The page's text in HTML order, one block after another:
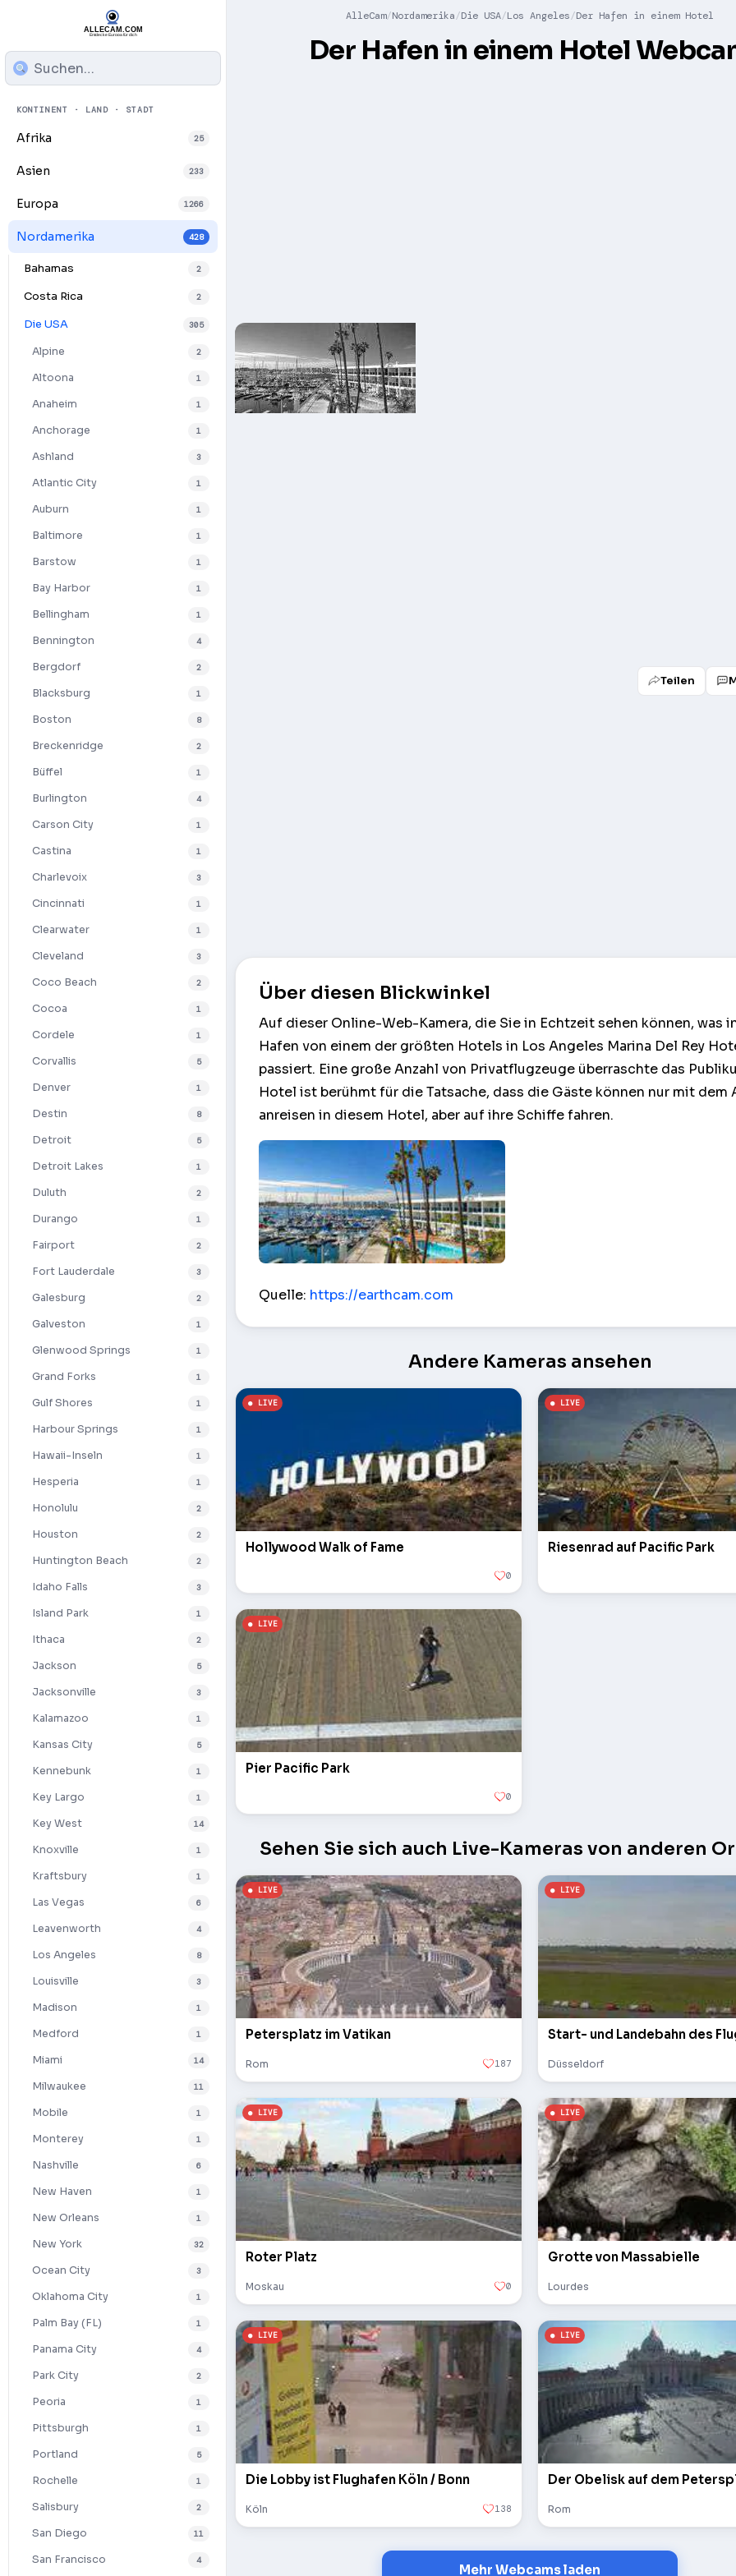
KONTINENT · LAND · STADT
Afrika 25
Asien 233
Europa 1266
Nordamerika 428
Bahamas 2
Costa Rica 2
Die USA 305
Alpine 2
Altoona 1
Anaheim 1
Anchorage 1
Ashland 3
Atlantic City 1
Auburn 1
Baltimore 1
Barstow 1
Bay Harbor 1
Bellingham 1
Bennington 4
Bergdorf 2
Blacksburg 1
Boston 8
Breckenridge 2
Büffel 1
Burlington 4
Carson City 1
Castina 1
Charlevoix 3
Cincinnati 1
Clearwater 1
Cleveland 3
Coco Beach 2
Cocoa 1
Cordele 1
Corvallis 5
Denver 1
Destin 8
Detroit 5
Detroit Lakes 1
Duluth 2
Durango 1
Fairport 2
Fort Lauderdale 3
Galesburg 2
Galveston 1
Glenwood Springs 1
Grand Forks 1
Gulf Shores 1
Harbour Springs 1
Hawaii-Inseln 1
Hesperia 1
Honolulu 2
Houston 2
Huntington Beach 2
Idaho Falls 3
Island Park 1
Ithaca 2
Jackson 5
Jacksonville 3
Kalamazoo 1
Kansas City 5
Kennebunk 1
Key Largo 1
Key West 14
Knoxville 1
Kraftsbury 1
Las Vegas 6
Leavenworth 4
Los Angeles 8
Louisville 3
Madison 1
Medford 1
Miami 14
Milwaukee 11
Mobile 1
Monterey 1
Nashville 6
New Haven 1
New Orleans 1
New York 32
Ocean City 3
Oklahoma City 1
Palm Bay (FL) 1
Panama City 4
Park City 2
Peoria 1
Pittsburgh 1
Portland 5
Rochelle 1
Salisbury 2
San Diego 11
San Francisco 4
AlleCam Nordamerika Die USA Los Angeles Der Hafen in einem Hotel
Der Hafen in einem Hotel
Teilen
Über diesen Blickwinkel
Auf dieser Online-Web-Kamera, die Sie in Echtzeit sehen können, was
Hafen von einem der größten Hotels in Los Angeles Marina Del Rey
passiert. Eine große Anzahl von Privatflugzeuge überraschte das
Hotel ist berühmt für die Tatsache, dass die Gäste können nur mit dem
anreisen in diesem Hotel, aber auf ihre Schiffe fahren.
Quelle: https://earthcam.com
Andere Kameras ansehen
Hollywood Walk of Fame
0
Riesenrad auf Pacific Park
Pier Pacific Park
0
Sehen Sie sich auch Live-Kameras von anderen
Petersplatz im Vatikan
Rom 187
Start- und Landebahn des
Düsseldorf
Roter Platz
Moskau 0
Grotte von Massabielle
Lourdes
Die Lobby ist Flughafen Köln / Bonn
Köln 138 Rom
Mehr Webcams laden